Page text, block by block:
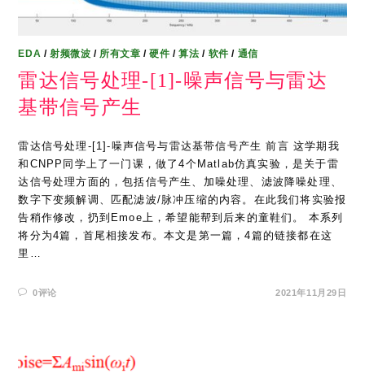
EDA /射频微波 / 所有文章 /硬件 /算法 / 软件 / 通信
雷达信号处理-[1]-噪声信号与雷达
基带信号产生
雷达信号处理-[1]-噪声信号与雷达基带信号产生 前言 这学期我
和CNPP同学上了一门课，做了4个Matlab仿真实验，是关于雷
达信号处理方面的，包括信号产生、加噪处理、滤波降噪处理、
数字下变频解调、匹配滤波/脉冲压缩的内容。在此我们将实验报
告稍作修改，扔到Emoe上，希望能帮到后来的童鞋们。 本系列
将分为4篇，首尾相接发布。本文是第一篇，4篇的链接都在这
里…
0评论 2021年11月29日